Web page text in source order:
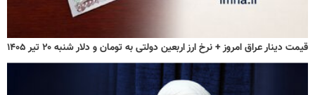
قیمت دینار عراق امروز + نرخ ارز اربعین دولتی به تومان و دلار شنبه ۲۰ تیر ۱۴۰۵